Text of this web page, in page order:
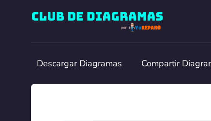
Club de Diagramas
Descargar Diagramas Compartir